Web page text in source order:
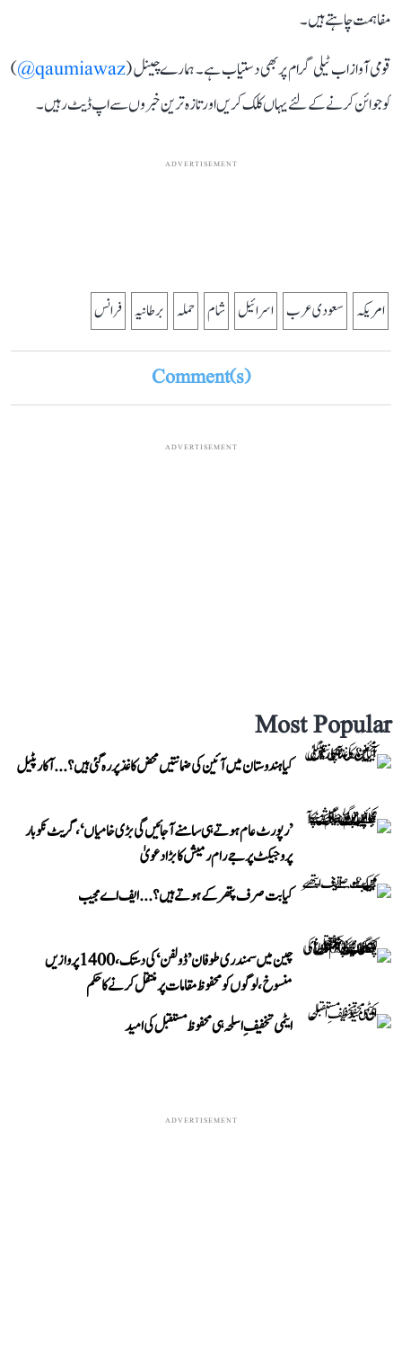
مفاہمت چاہتے ہیں۔
قومی آواز اب ٹیلی گرام پر بھی دستیاب ہے۔ ہمارے چینل (qaumiawaz@
)
کو جوائن کرنے کے لئے یہاں کلک کریں اور تازہ ترین خبروں سے اپ ڈیٹ رہیں۔
ADVERTISEMENT
امریکہ سعودی عرب اسرائیل شام حملہ برطانیہ فرانس
Comment(s)
ADVERTISEMENT
Most Popular
کیا ہندوستان میں آئین کی ضمانتیں محض کاغذ پر رہ گئی ہیں؟...آکار پٹیل
’رپورٹ عام ہوتے ہی سامنے آ جائیں گی بڑی خامیاں‘، گریٹ نکوبار
پروجیکٹ پر جے رام رمیش کا بڑا دعویٰ
کیا بت صرف پتھر کے ہوتے ہیں؟...ایف اے مجیب
چین میں سمندری طوفان ’ڈولفن‘ کی دستک، 1400 پروازیں
منسوخ، لوگوں کو محفوظ مقامات پر منتقل کرنے کا حکم
ایٹمی تخفیفِ اسلحہ ہی محفوظ مستقبل کی امید
ADVERTISEMENT